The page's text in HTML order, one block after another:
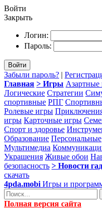
Войти
Закрыть
Логин:
Пароль:
Войти
Забыли пароль? |
Главная > Игры Азартные
Логические Стратегии
спортивные РПГ
Ролевые игры
игры Карточные игры
Спорт и здоровье
Образование Персональные
Мультимедиа
Украшения Живые обои
безопасность > Новости
скачать
4pda.mobi Игры и
Полная версия сайта